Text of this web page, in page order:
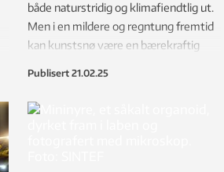
både naturstridig og klimafiendtlig ut.
Men i en mildere og regntung fremtid
kan kunstsnø være en bærekraftig
Publisert 21.02.25